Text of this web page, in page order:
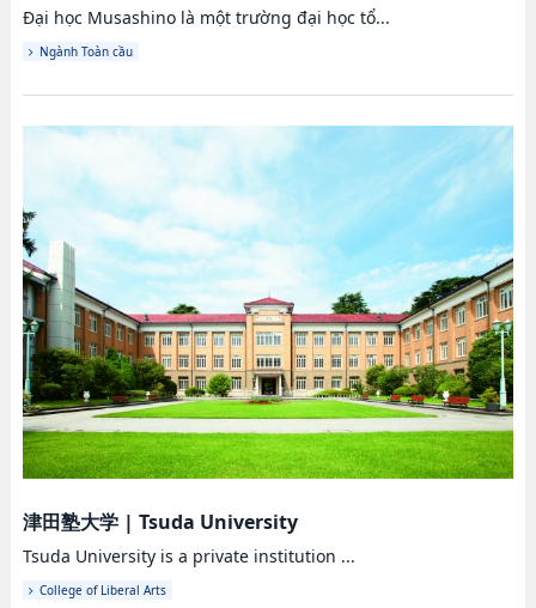
Đại học Musashino là một trường đại học tổ...
Ngành Toàn cầu
津田塾大学| Tsuda University
Tsuda University is a private institution ...
College of Liberal Arts